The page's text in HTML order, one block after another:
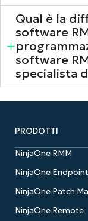
Qual è la
software
software
specialista
PRODOTTI
NinjaOne RMM
NinjaOne
NinjaOne Patch
NinjaOne Remote